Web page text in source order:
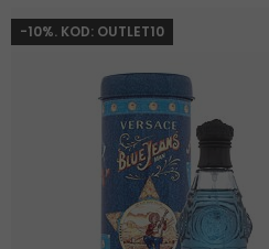
-10%. KOD: OUTLET10